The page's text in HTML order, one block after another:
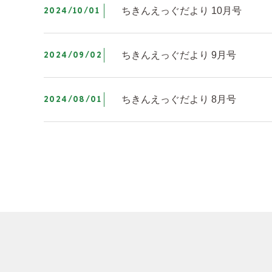
2024/10/01 ちきんえっぐだより 10月号
2024/09/02 ちきんえっぐだより 9月号
2024/08/01 ちきんえっぐだより 8月号